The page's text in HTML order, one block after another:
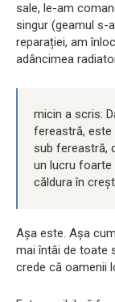
sale, le-am
singur (geamul s-
reparației, am
adâncimea
micin a scris:
fereastră, este
sub fereastră,
un lucru foarte
căldura în
Așa este. Așa
mai întâi de toate
crede că oamenii